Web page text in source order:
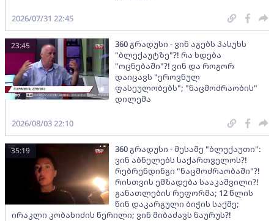
2026/07/31 22:45
360 გრადუსი - ვინ აგებს პასუხს
"ბლექაუტზე"?! რა ხდება
"ოცნებაში"?! ვინ და როგორ
დაიცავს "ეროვნულ
ფასეულობებს"; "ნაცმოძრაობის"
დილემა
23:45
2026/08/03 22:10
360 გრადუსი - მესამე "ბლექაუთი":
ვინ აბნელებს საქართველოს?!
რებრენდინგი "ნაცმოძრაობაში"?!
რისთვის ემზადება სააკაშვილი?!
განათლების რეფორმა; 12 წლის
წინ დაკარგული ბიჭის საქმე;
ირაკლი კობახიძის წერილი; ვინ მიბაძავს ნაურუს?!
35:19